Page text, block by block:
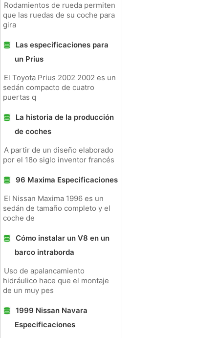
Rodamientos de rueda permiten
que las ruedas de su coche para
gira
Las especificaciones para
un Prius
El Toyota Prius 2002 2002 es un
sedán compacto de cuatro
puertas q
La historia de la producción
de coches
A partir de un diseño elaborado
por el 18o siglo inventor francés
96 Maxima Especificaciones
El Nissan Maxima 1996 es un
sedán de tamaño completo y el
coche de
Cómo instalar un V8 en un
barco intraborda
Uso de apalancamiento
hidráulico hace que el montaje
de un muy pes
1999 Nissan Navara
Especificaciones